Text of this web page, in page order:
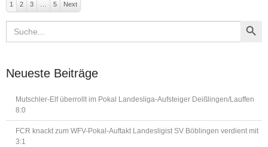
1 2 3 5 Next
Search
for:
Search Button
Neueste Beiträge
Mutschler-Elf überrollt im Pokal Landesliga-Aufsteiger Deißlingen/Lauffen
8:0
FCR knackt zum WFV-Pokal-Auftakt Landesligist SV Böblingen verdient mit
3:1